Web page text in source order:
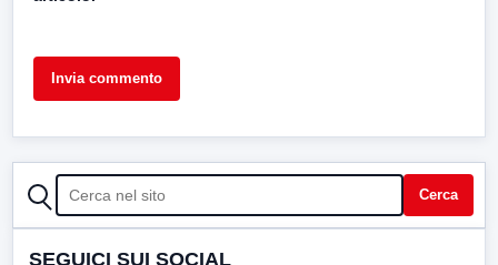
CERCA Cerca
SEGUICI SUI SOCIAL